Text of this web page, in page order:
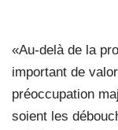
«Au-delà de la
important de
préoccupation
soient les